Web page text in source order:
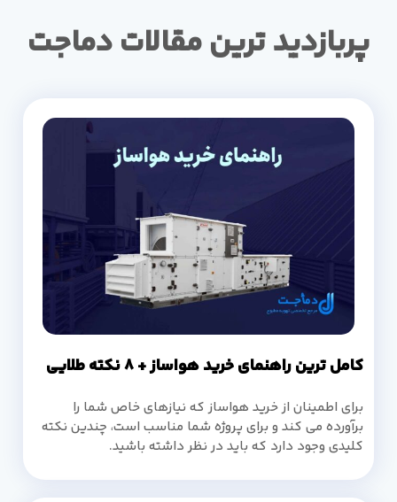
پربازدید ترین مقالات دماجت
کامل ترین راهنمای خرید هواساز + 8 نکته طلایی
برای اطمینان از خرید هواساز که نیازهای خاص شما را
برآورده می کند و برای پروژه شما مناسب است، چندین نکته
کلیدی وجود دارد که باید در نظر داشته باشید.